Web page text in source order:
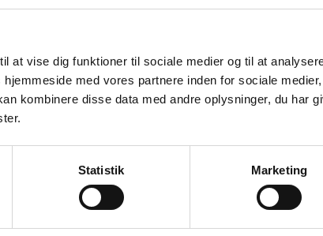
at vise dig funktioner til sociale medier og til at
med vores partnere inden for sociale medier,
kombinere disse data med andre oplysninger, du har
Statistik Marketing
wir nur bei Verspätungen von mehr als
Wert darauf, unsere Kunden wissen zu lassen,
sicher sein: Wenn wir sagen, dass wir planmäßig sind,
wissen, dass wir nicht planmäßig sind, werden wir Sie
sehr beschäftigt, wenn wir nicht planmäßig sind.
Seite zu folgen und uns nicht anzurufen oder zu